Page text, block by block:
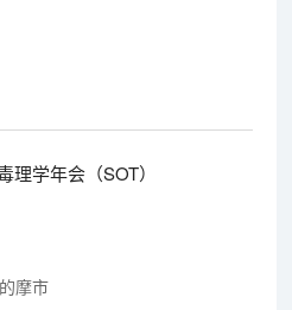
学年会（SOT）
摩市